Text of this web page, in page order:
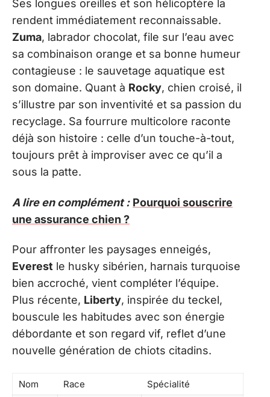
Ses longues oreilles et son hélicoptère la
rendent immédiatement reconnaissable.
Zuma, labrador chocolat, file sur l’eau avec
sa combinaison orange et sa bonne humeur
contagieuse : le sauvetage aquatique est
son domaine. Quant à Rocky, chien croisé, il
s’illustre par son inventivité et sa passion du
recyclage. Sa fourrure multicolore raconte
déjà son histoire : celle d’un touche-à-tout,
toujours prêt à improviser avec ce qu’il a
sous la patte.
A lire en complément : Pourquoi souscrire
une assurance chien ?
Pour affronter les paysages enneigés,
Everest le husky sibérien, harnais turquoise
bien accroché, vient compléter l’équipe.
Plus récente, Liberty, inspirée du teckel,
bouscule les habitudes avec son énergie
débordante et son regard vif, reflet d’une
nouvelle génération de chiots citadins.
Nom Race
Spécialité